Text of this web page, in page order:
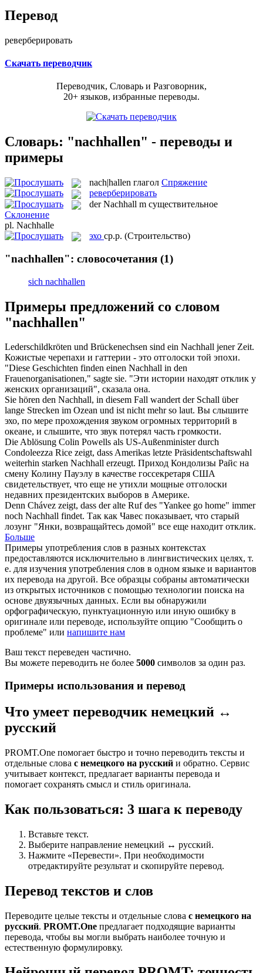
Перевод
реверберировать
Скачать переводчик
Переводчик, Словарь и Разговорник,
20+ языков, избранные переводы.
Словарь: "nachhallen" - переводы и
примеры
nach|hallen глагол Спряжение
реверберировать
derNachhall m существительное
Склонение
pl. Nachhalle
эхо ср.р. (Строительство)
"nachhallen": словосочетания (1)
sich nachhallen
Примеры предложений со словом
"nachhallen"
Lederschildkröten und Brückenechsen sind ein Nachhall jener Zeit.
Кожистые черепахи и гаттерии - это отголоски той эпохи.
"Diese Geschichten finden einen Nachhall in den
Frauenorganisationen," sagte sie. "Эти истории находят отклик у
женских организаций", сказала она.
Sie hören den Nachhall, in diesem Fall wandert der Schall über
lange Strecken im Ozean und ist nicht mehr so laut. Вы слышите
эхо, по мере прохождения звуком огромных территорий в
океане, и слышите, что звук потерял часть громкости.
Die Ablösung Colin Powells als US-Außenminister durch
Condoleezza Rice zeigt, dass Amerikas letzte Präsidentschaftswahl
weiterhin starken Nachhall erzeugt. Приход Кондолизы Райс на
смену Колину Пауэлу в качестве госсекретаря США
свидетельствует, что еще не утихли мощные отголоски
недавних президентских выборов в Америке.
Denn Chávez zeigt, dass der alte Ruf des "Yankee go home" immer
noch Nachhall findet. Так как Чавес показывает, что старый
лозунг "Янки, возвращайтесь домой" все еще находит отклик.
Больше
Примеры употребления слов в разных контекстах
предоставляются исключительно в лингвистических целях, т.
е. для изучения употребления слов в одном языке и вариантов
их перевода на другой. Все образцы собраны автоматически
из открытых источников с помощью технологии поиска на
основе двуязычных данных. Если вы обнаружили
орфографическую, пунктуационную или иную ошибку в
оригинале или переводе, используйте опцию "Сообщить о
проблеме" или напишите нам
Ваш текст переведен частично.
Вы можете переводить не более 5000 символов за один раз.
Примеры использования и перевод
Что умеет переводчик немецкий ↔
русский
PROMT.One помогает быстро и точно переводить тексты и
отдельные слова с немецкого на русский и обратно. Сервис
учитывает контекст, предлагает варианты перевода и
помогает сохранять смысл и стиль оригинала.
Как пользоваться: 3 шага к переводу
Вставьте текст.
Выберите направление немецкий ↔ русский.
Нажмите «Перевести». При необходимости
отредактируйте результат и скопируйте перевод.
Перевод текстов и слов
Переводите целые тексты и отдельные слова с немецкого на
русский. PROMT.One предлагает подходящие варианты
перевода, чтобы вы могли выбрать наиболее точную и
естественную формулировку.